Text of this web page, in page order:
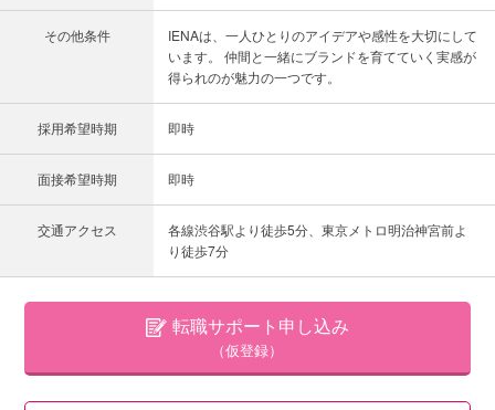
その他条件
IENAは、一人ひとりのアイデアや感性を大切にして
います。 仲間と一緒にブランドを育てていく実感が
得られのが魅力の一つです。
採用希望時期 即時
面接希望時期 即時
交通アクセス
各線渋谷駅より徒歩5分、東京メトロ明治神宮前よ
り徒歩7分
転職サポート申し込み
（仮登録）